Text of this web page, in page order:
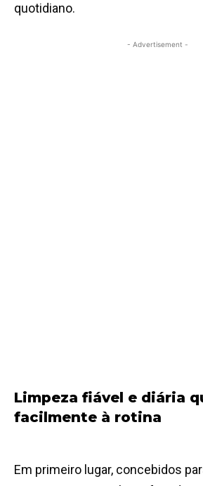
quotidiano.
- Advertisement -
Limpeza fiável e diária
facilmente à rotina
Em primeiro lugar, concebidos